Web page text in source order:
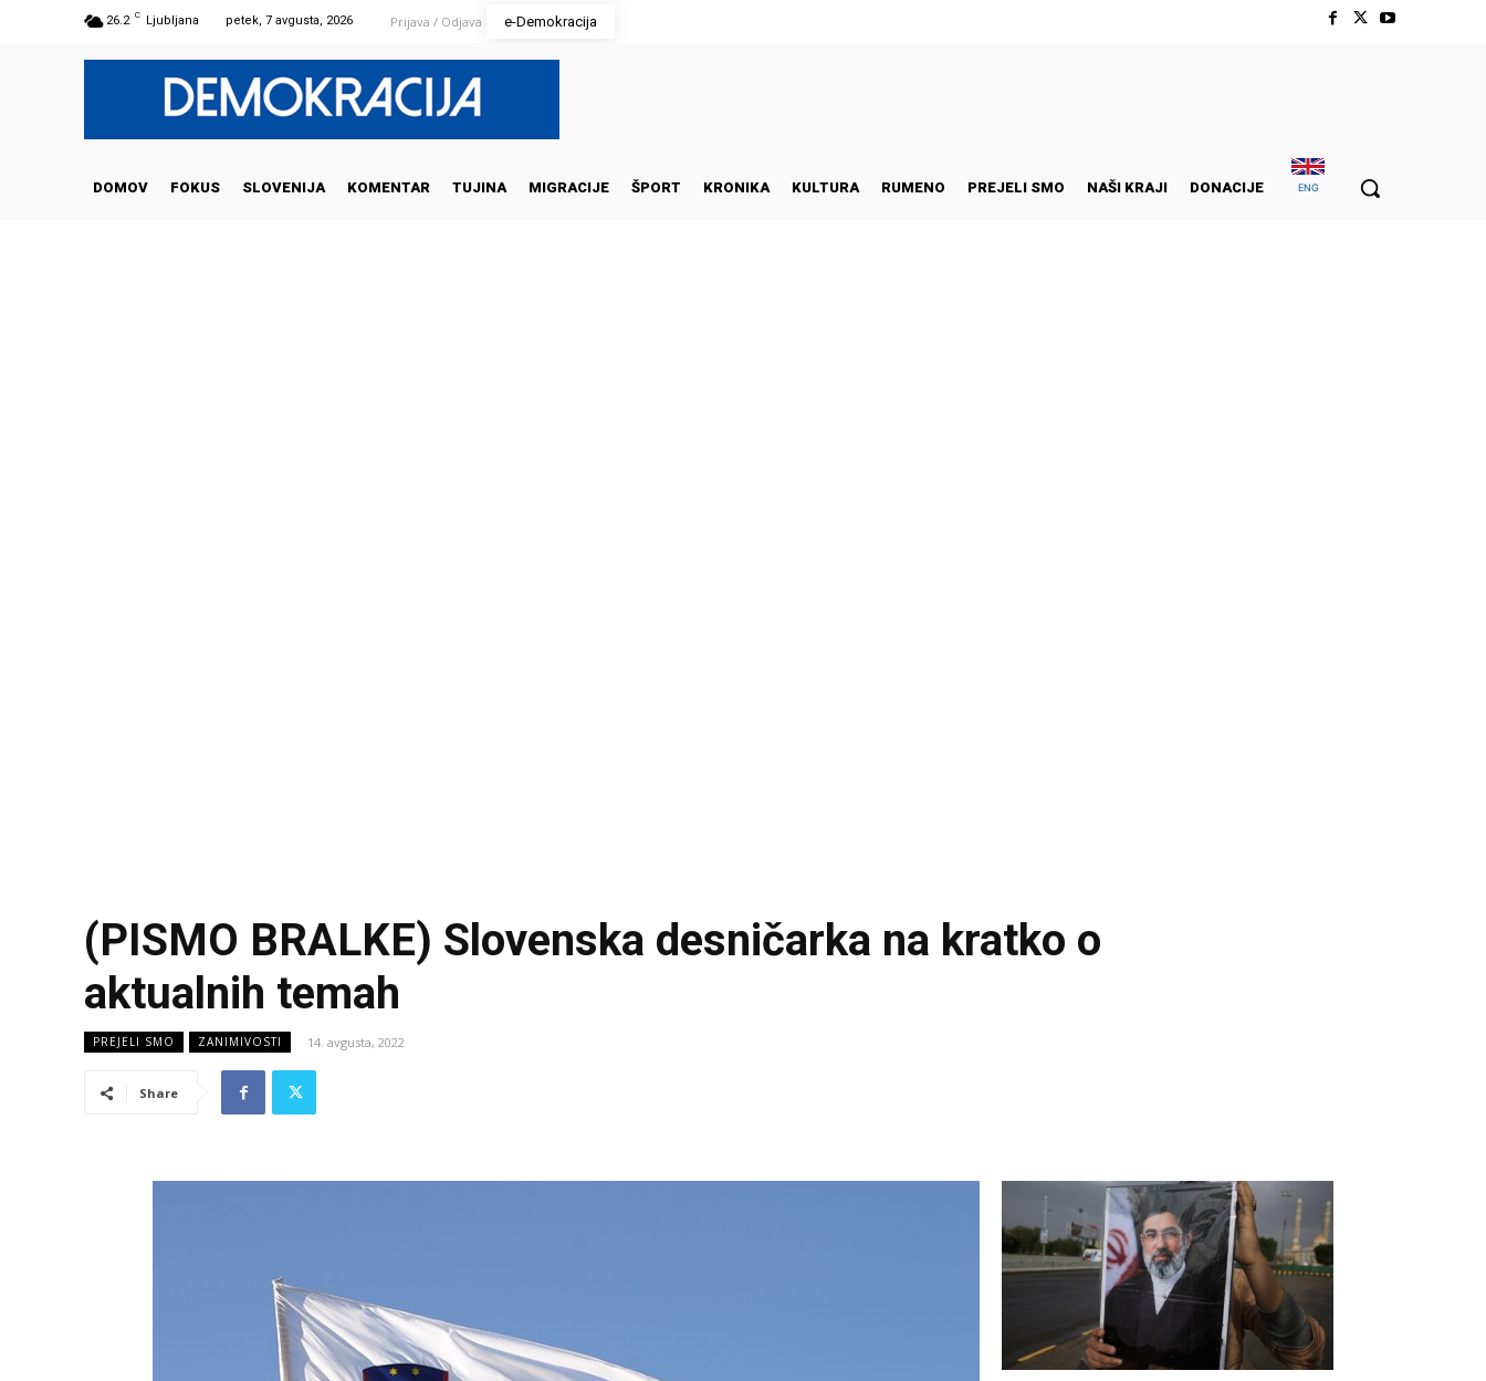
26.2 C Ljubljana petek, 7 avgusta, 2026 Prijava / Odjava e-Demokracija
DOMOV FOKUS SLOVENIJA KOMENTAR TUJINA MIGRACIJE ŠPORT KRONIKA KULTURA RUMENO PREJELI SMO NAŠI KRAJI DONACIJE ENG
(PISMO BRALKE) Slovenska desničarka na kratko o
aktualnih temah
PREJELI SMO ZANIMIVOSTI 14. avgusta, 2022
Share